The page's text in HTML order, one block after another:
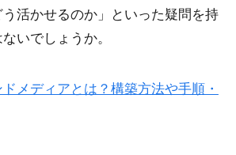
活かせるのか」といった疑問を持
いでしょうか。
メディアとは？構築方法や手順・